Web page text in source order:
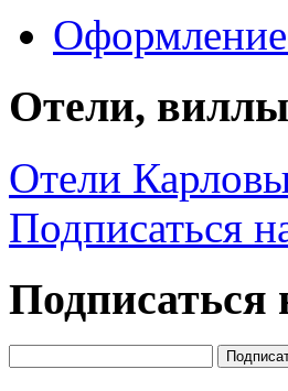
Отели,
Отели
Подписаться
Подписаться